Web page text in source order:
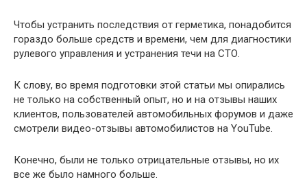
Чтобы устранить последствия от герметика, понадобится
гораздо больше средств и времени, чем для диагностики
рулевого управления и устранения течи на СТО.
К слову, во время подготовки этой статьи мы опирались
не только на собственный опыт, но и на отзывы наших
клиентов, пользователей автомобильных форумов и даже
смотрели видео-отзывы автомобилистов на YouTube.
Конечно, были не только отрицательные отзывы, но их
все же было намного больше.